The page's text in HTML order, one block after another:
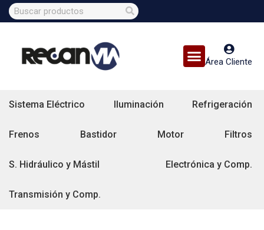
Área Cliente
Sistema Eléctrico Iluminación Refrigeración
Frenos Bastidor Motor Filtros
S. Hidráulico y Mástil Electrónica y Comp.
Transmisión y Comp.